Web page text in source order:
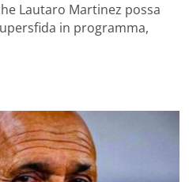
Lautaro Martinez possa
in programma,